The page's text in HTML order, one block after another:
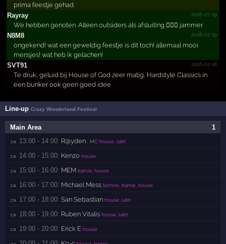
prima feestje gehad.
Rayray
2026-07-19
We hebben genoten. Alleen outsiders als afsluiting 🤷🏼‍♂️ jammer
N8M8
2026-07-19
ongekend! wat een geweldig feestje is dit toch! allemaal mooi
mensjes! wat heb ik gelachen!
SVT91
2026-07-18
Te druk, geluid bij House of God zeer matig, Hardstyle Classics in
een bunker ook geen goed idee
Line-upCrazy Wonderland Festival
1
Main Area
za 13:00 - 14:00: R@yden · MC house, latin
za 14:00 - 15:00: Kenzo house
za 15:00 - 16:00: MEM trance, house
za 16:00 - 17:00: Michael Mess techno, trance, house
za 17:00 - 18:00: San Sebastian house, latin
za 18:00 - 19:00: Ruben Vitalis house, latin
za 19:00 - 20:00: Erick E house